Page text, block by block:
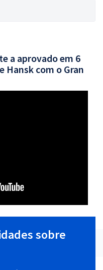
a aprovado em 6
Hansk com o Gran
sobre